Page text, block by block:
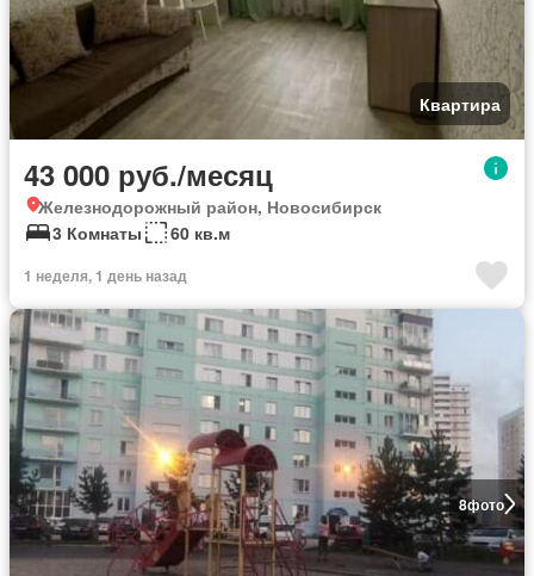
Квартира
43 000 руб./месяц
Железнодорожный район, Новосибирск
3 Комнаты
60 кв.м
1 неделя, 1 день назад
8фото